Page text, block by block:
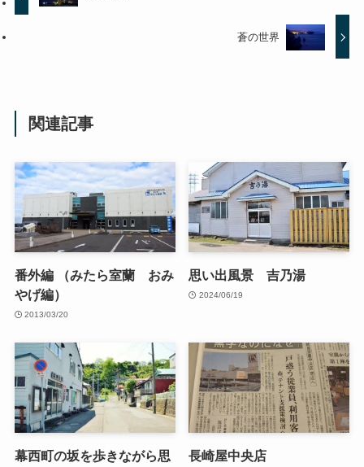
蒼の世界
関連記事
番外編 （みたら室蘭 おみ
やげ編）
2013/03/20
思い出風景 吉乃湯
2024/06/19
幕西町の坂を歩きながら思
長崎屋中央店